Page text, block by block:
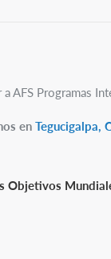
a AFS Programas
enTegucigalpa,
Objetivos